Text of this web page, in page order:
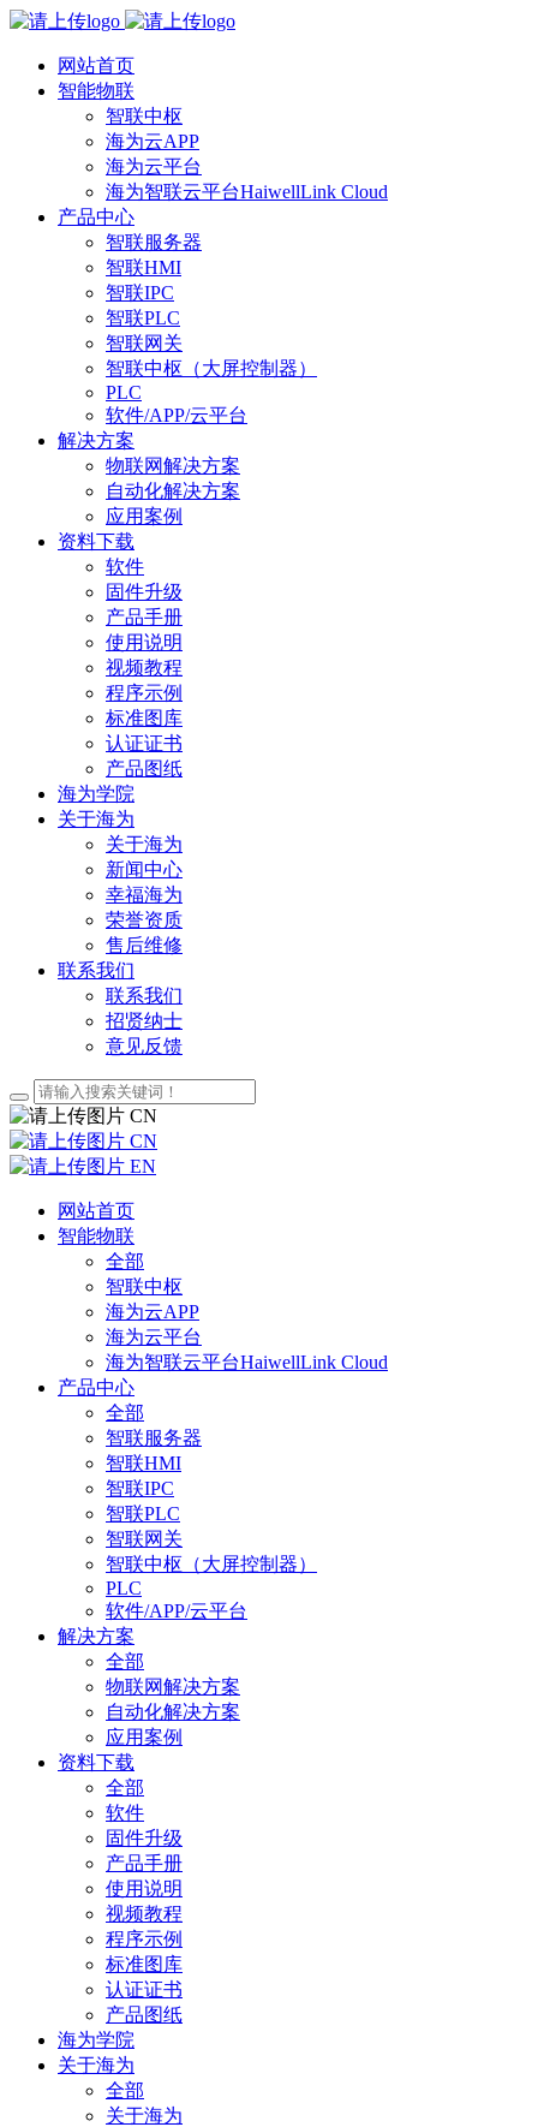
网站首页
智能物联
智联中枢
海为云APP
海为云平台
海为智联云平台HaiwellLink Cloud
产品中心
智联服务器
智联HMI
智联IPC
智联PLC
智联网关
智联中枢（大屏控制器）
PLC
软件/APP/云平台
解决方案
物联网解决方案
自动化解决方案
应用案例
资料下载
软件
固件升级
产品手册
使用说明
视频教程
程序示例
标准图库
认证证书
产品图纸
海为学院
关于海为
关于海为
新闻中心
幸福海为
荣誉资质
售后维修
联系我们
联系我们
招贤纳士
意见反馈
CN
CN
EN
网站首页
智能物联
全部
智联中枢
海为云APP
海为云平台
海为智联云平台HaiwellLink Cloud
产品中心
全部
智联服务器
智联HMI
智联IPC
智联PLC
智联网关
智联中枢（大屏控制器）
PLC
软件/APP/云平台
解决方案
全部
物联网解决方案
自动化解决方案
应用案例
资料下载
全部
软件
固件升级
产品手册
使用说明
视频教程
程序示例
标准图库
认证证书
产品图纸
海为学院
关于海为
全部
关于海为